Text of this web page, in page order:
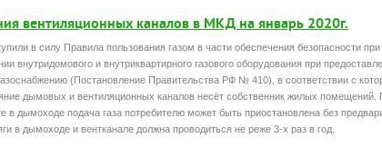
вентиляционных каналов в МКД на январь 2020г.
в силу Правила пользования газом в части обеспечения безопасности при
внутридомового и внутриквартирного газового оборудования при
(Постановление Правительства РФ № 410), в соответствии с
дымовых и вентиляционных каналов несёт собственник жилых помещений.
в дымоходе подача газа потребителю может быть приостановлена без
в дымоходе и вентканале должна проводиться не реже 3-х раз в год.